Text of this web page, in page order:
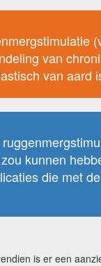
van
van aard
kunnen
die met
is er een